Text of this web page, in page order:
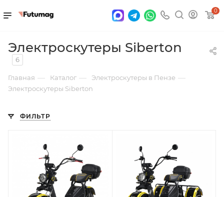
0
Электроскутеры Siberton
6
Главная — Каталог — Электроскутеры в Пензе —
Электроскутеры Siberton
ФИЛЬТР